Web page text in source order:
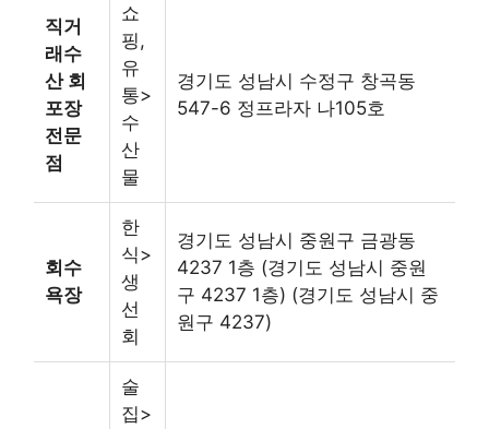
직거
래수
산 회
포장
전문
점
쇼
핑,
유
통>
수
산
물
경기도 성남시 수정구 창곡동
547-6 정프라자 나105호
회수
욕장
한
식>
생
선
회
경기도 성남시 중원구 금광동
4237 1층 (경기도 성남시 중원
구 4237 1층) (경기도 성남시 중
원구 4237)
술
집>